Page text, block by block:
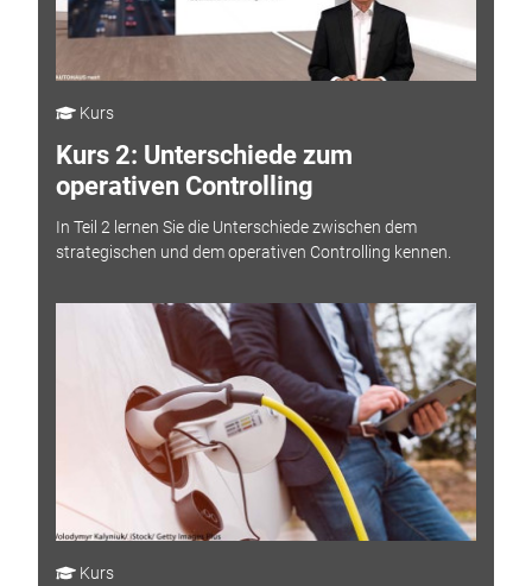
Kurs
Kurs 2: Unterschiede zum
operativen Controlling
In Teil 2 lernen Sie die Unterschiede zwischen dem
strategischen und dem operativen Controlling kennen.
Kurs